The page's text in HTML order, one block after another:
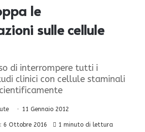
le
sulle cellule
di interrompere tutti i
clinici con cellule staminali
11 Gennaio 2012
6 Ottobre 2016 1 minuto di lettura